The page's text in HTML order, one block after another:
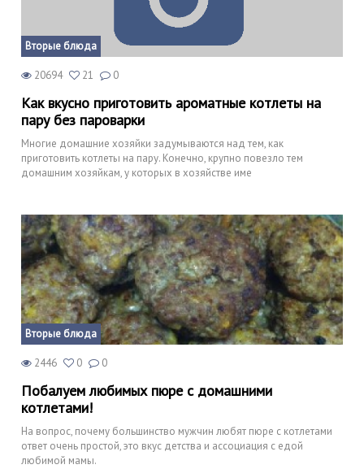
Вторые блюда
20694 21 0
Как вкусно приготовить ароматные котлеты на
пару без пароварки
Многие домашние хозяйки задумываются над тем, как
приготовить котлеты на пару. Конечно, крупно повезло тем
домашним хозяйкам, у которых в хозяйстве име
Вторые блюда
2446 0 0
Побалуем любимых пюре с домашними
котлетами!
На вопрос, почему большинство мужчин любят пюре с котлетами
ответ очень простой, это вкус детства и ассоциация с едой
любимой мамы.